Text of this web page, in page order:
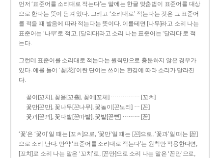
먼저 ‘표준어를 소리대로 적는다’는 말에는 한글 맞춤법이 표준어를 대상
으로 한다는 뜻이 담겨 있다. 그리고 ‘소리대로’ 적는다는 것은 그 표준어
를 적을 때 발음에 따라 적는다는 뜻이다. 이를테면 [나무]라고 소리 나는
표준어는 ‘나무’로 적고, [달리다]라고 소리 나는 표준어는 ‘달리다’로 적
는다.
그런데 표준어를 소리대로 적는다는 원칙만으로 충분하지 않은 경우가
있다. 예를 들어 ‘꽃[花]’이란 단어는 쓰이는 환경에 따라 소리가 달라진
다.
꽃이[꼬치], 꽃을[꼬츨], 꽃에[꼬체] …………… [꼬ㅊ]
꽃만[꼰만], 꽃나무[꼰나무], 꽃놀이[꼰노리] … [꼰]
꽃과[꼳꽈], 꽃다발[꼳따발], 꽃밭[꼳빧] ……… [꼳]
‘꽃’은 ‘꽃이’일 때는 [꼬ㅊ]으로, ‘꽃만’일 때는 [꼰]으로, ‘꽃과’일 때는 [꼳]
으로 소리 난다. 만약 ‘표준어를 소리대로 적는다’는 원칙만 적용한다면,
[꼬치]로 소리 나는 말은 ‘꼬치’로, [꼰만]으로 소리 나는 말은 ‘꼰만’으로,